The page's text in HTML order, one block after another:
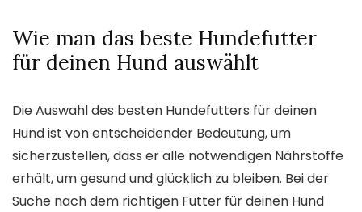
Wie man das beste Hundefutter
für deinen Hund auswählt
Die Auswahl des besten Hundefutters für deinen
Hund ist von entscheidender Bedeutung, um
sicherzustellen, dass er alle notwendigen Nährstoffe
erhält, um gesund und glücklich zu bleiben. Bei der
Suche nach dem richtigen Futter für deinen Hund